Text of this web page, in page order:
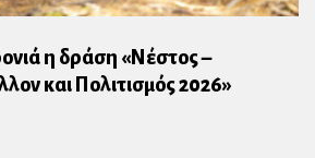
η δράση «Νέστος –
και Πολιτισμός 2026»